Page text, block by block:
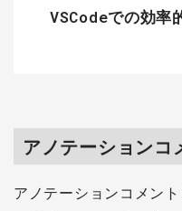
VSCodeでの効率
アノテーションコ
アノテーションコメン